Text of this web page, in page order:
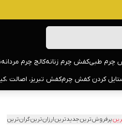
چرم طبیکفش چرم زنانهکالج چرم مردانه
کردن کفش چرمکفش تبریز، اصالت
پرفروش‌ترینجدیدترینارزان‌ترینگران‌ترین